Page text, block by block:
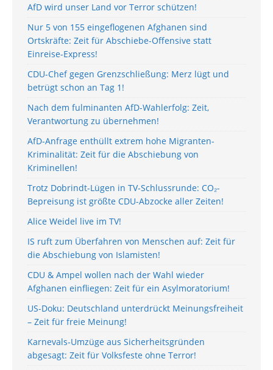
AfD wird unser Land vor Terror schützen!
Nur 5 von 155 eingeflogenen Afghanen sind
Ortskräfte: Zeit für Abschiebe-Offensive statt
Einreise-Express!
CDU-Chef gegen Grenzschließung: Merz lügt und
betrügt schon an Tag 1!
Nach dem fulminanten AfD-Wahlerfolg: Zeit,
Verantwortung zu übernehmen!
AfD-Anfrage enthüllt extrem hohe Migranten-
Kriminalität: Zeit für die Abschiebung von
Kriminellen!
Trotz Dobrindt-Lügen in TV-Schlussrunde: CO₂-
Bepreisung ist größte CDU-Abzocke aller Zeiten!
Alice Weidel live im TV!
IS ruft zum Überfahren von Menschen auf: Zeit für
die Abschiebung von Islamisten!
CDU & Ampel wollen nach der Wahl wieder
Afghanen einfliegen: Zeit für ein Asylmoratorium!
US-Doku: Deutschland unterdrückt Meinungsfreiheit
– Zeit für freie Meinung!
Karnevals-Umzüge aus Sicherheitsgründen
abgesagt: Zeit für Volksfeste ohne Terror!